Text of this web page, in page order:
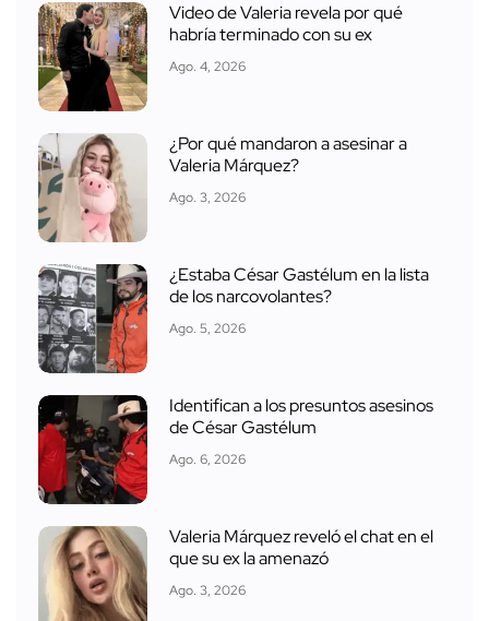
Video de Valeria revela por qué
habría terminado con su ex
Ago. 4, 2026
¿Por qué mandaron a asesinar a
Valeria Márquez?
Ago. 3, 2026
¿Estaba César Gastélum en la lista
de los narcovolantes?
Ago. 5, 2026
Identifican a los presuntos asesinos
de César Gastélum
Ago. 6, 2026
Valeria Márquez reveló el chat en el
que su ex la amenazó
Ago. 3, 2026